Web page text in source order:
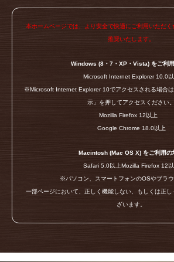
本ホームページでは、より安全で快適にご利用いただ
推奨いたします。
Windows (8・7・XP・Vista) をご利
Microsoft Internet Explorer 10.0
※Microsoft Internet Explorer 10でアクセスされる場合
示」を押してアクセスください。
Mozilla Firefox 12以上
Google Chrome 18.0以上
Macintosh (Mac OS X) をご利用の
Safari 5.0以上Mozilla Firefox 12
※パソコン、スマートフォンのOSやブラウ
一部ページにおいて、正しく機能しない、もしくは正
ざいます。